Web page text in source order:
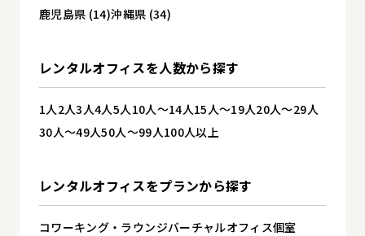
鹿児島県 (14)沖縄県 (34)
レンタルオフィスを人数から探す
1人 2人3人4人5人 10人～14人15人～19人20人～29人
30人～49人50人～99人100人以上
レンタルオフィスをプランから探す
コワーキング・ラウンジバーチャルオフィス個室